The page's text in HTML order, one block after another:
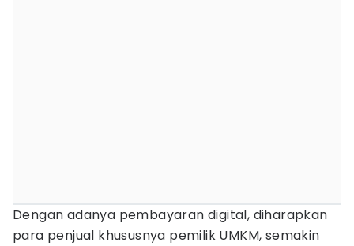
Dengan adanya pembayaran digital, diharapkan
para penjual khususnya pemilik UMKM, semakin